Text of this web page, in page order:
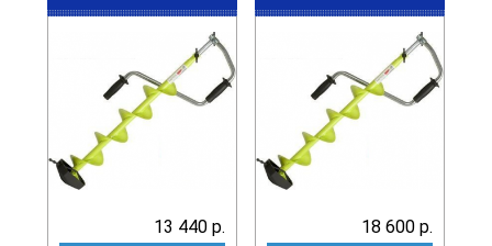
13 440 р.
18 600 р.